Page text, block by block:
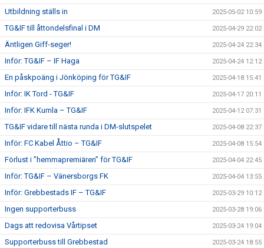
Utbildning ställs in 2025-05-02 10:59
TG&IF till åttondelsfinal i DM 2025-04-29 22:02
Äntligen Giff-seger! 2025-04-24 22:34
Inför: TG&IF – IF Haga 2025-04-24 12:12
En påskpoäng i Jönköping för TG&IF 2025-04-18 15:41
Inför: IK Tord - TG&IF 2025-04-17 20:11
Inför: IFK Kumla – TG&IF 2025-04-12 07:31
TG&IF vidare till nästa runda i DM-slutspelet 2025-04-08 22:37
Inför: FC Kabel Åttio – TG&IF 2025-04-08 15:54
Förlust i ”hemmapremiären” för TG&IF 2025-04-04 22:45
Inför: TG&IF – Vänersborgs FK 2025-04-04 13:55
Inför: Grebbestads IF – TG&IF 2025-03-29 10:12
Ingen supporterbuss 2025-03-28 19:06
Dags att redovisa Vårtipset 2025-03-24 19:04
Supporterbuss till Grebbestad 2025-03-24 18:55